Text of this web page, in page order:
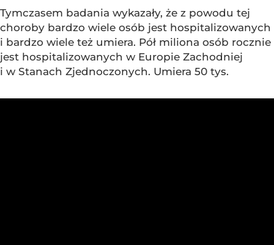
Tymczasem badania wykazały, że z powodu tej
choroby bardzo wiele osób jest hospitalizowanych
i bardzo wiele też umiera. Pół miliona osób rocznie
jest hospitalizowanych w Europie Zachodniej
i w Stanach Zjednoczonych. Umiera 50 tys.